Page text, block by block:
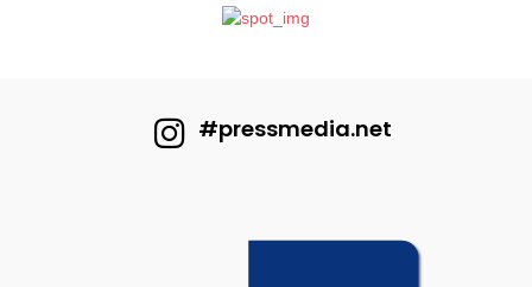
#pressmedia.net